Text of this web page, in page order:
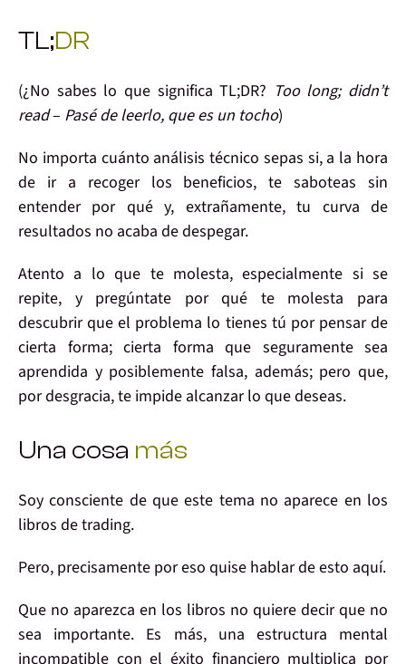
TL;DR
(¿No sabes lo que significa TL;DR? Too long; didn’t
read– Pasé de leerlo, que es un tocho)
No importa cuánto análisis técnico sepas si, a la hora
de ir a recoger los beneficios,te saboteas sin
entender por qué y, extrañamente, tu curva de
resultados no acaba de despegar.
Atento a lo que te molesta, especialmente si se
repite, y pregúntate por qué te molesta para
descubrir que el problema lo tienes tú por pensar de
cierta forma; cierta forma que seguramente sea
aprendida y posiblemente falsa, además; pero que,
por desgracia,te impide alcanzar lo que deseas.
Una cosa más
Soy consciente de queeste tema no aparece en los
libros de trading.
Pero, precisamente por eso quise hablar deesto aquí.
Que no aparezca en los libros no quiere decir que no
sea importante. Es más, una estructura mental
incompatible con el éxito financiero multiplica por